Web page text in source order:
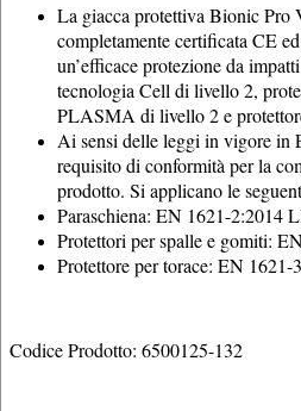
La giacca protettiva Bionic
completamente certificata CE
un’efficace protezione da
tecnologia Cell di livello 2,
PLASMA di livello 2 e
Ai sensi delle leggi in vigore in
requisito di conformità per la
prodotto. Si applicano le
Paraschiena: EN 1621-2:2014
Protettori per spalle e gomiti:
Protettore per torace: EN
Codice Prodotto: 6500125-132